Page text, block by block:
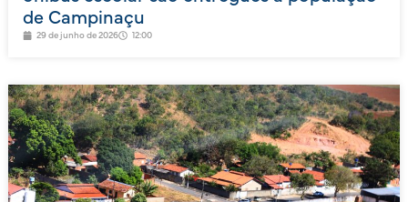
de Campinaçu
29 de junho de 2026 12:00